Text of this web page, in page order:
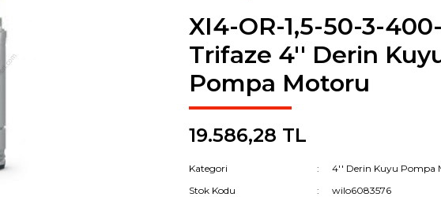
XI4-OR-1,5-50-3-
Trifaze 4'' Derin
Pompa Motoru
19.586,28 TL
Kategori
4'' Derin Kuyu Pompa
Stok Kodu
wilo6083576